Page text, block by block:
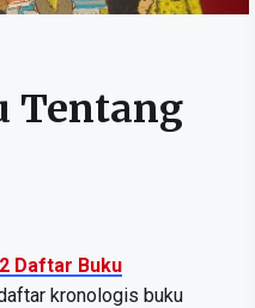
Tentang
Daftar Buku
kronologis buku